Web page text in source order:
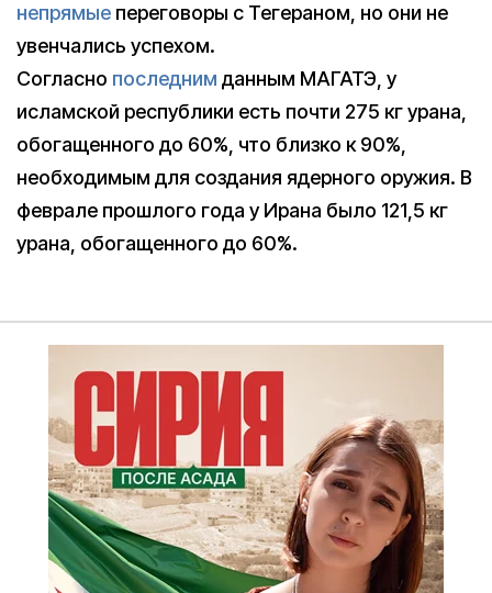
непрямые переговоры с Тегераном, но они не
увенчались успехом.
Согласно последним данным МАГАТЭ, у
исламской республики есть почти 275 кг урана,
обогащенного до 60%, что близко к 90%,
необходимым для создания ядерного оружия. В
феврале прошлого года у Ирана было 121,5 кг
урана, обогащенного до 60%.